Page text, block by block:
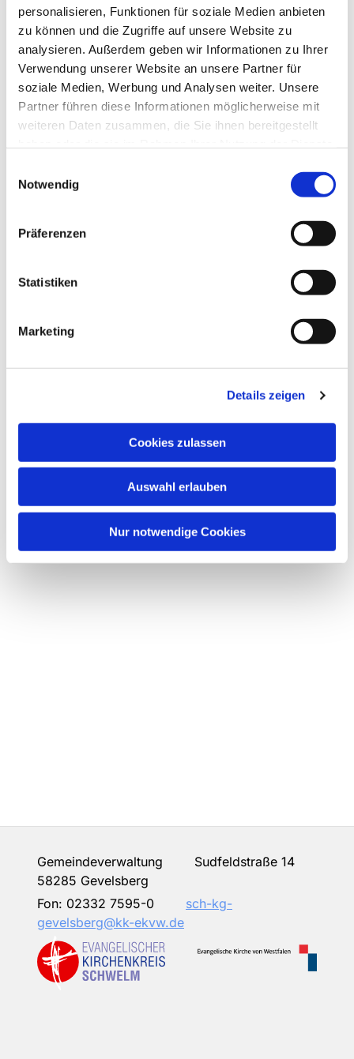
personalisieren, Funktionen für soziale Medien anbieten
zu können und die Zugriffe auf unsere Website zu
analysieren. Außerdem geben wir Informationen zu Ihrer
Verwendung unserer Website an unsere Partner für
soziale Medien, Werbung und Analysen weiter. Unsere
Partner führen diese Informationen möglicherweise mit
weiteren Daten zusammen, die Sie ihnen bereitgestellt
Notwendig
Präferenzen
Statistiken
Marketing
Details zeigen
Cookies zulassen
Auswahl erlauben
Nur notwendige Cookies
interessieren
Gemeindeverwaltung Sudfeldstraße 14
58285 Gevelsberg
Fon: 02332 7595-0
sch-kg-
gevelsberg@kk-ekvw.de